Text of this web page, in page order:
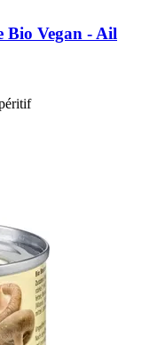
Vegan -​ Ail